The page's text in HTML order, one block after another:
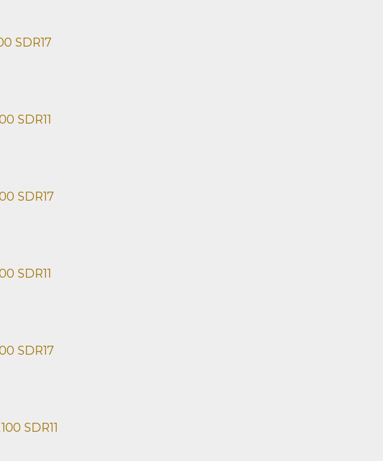
SDR17
SDR11
SDR17
SDR11
SDR17
SDR11